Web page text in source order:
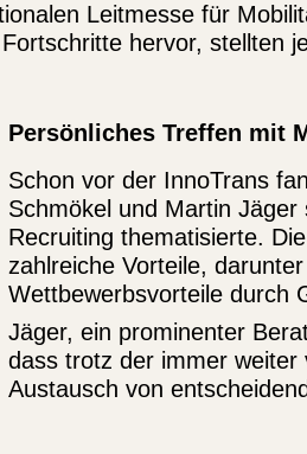
Leitmesse für
hervor, stellten
Persönliches Treffen mit
Schon vor der InnoTrans
Schmökel und Martin
Recruiting thematisierte.
zahlreiche Vorteile,
Wettbewerbsvorteile durch
Jäger, ein prominenter
dass trotz der immer weiter
Austausch von